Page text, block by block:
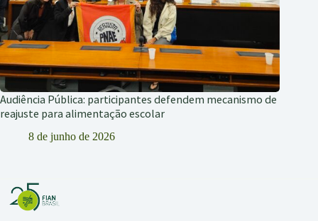
Audiência Pública: participantes defendem mecanismo de
reajuste para alimentação escolar
8 de junho de 2026